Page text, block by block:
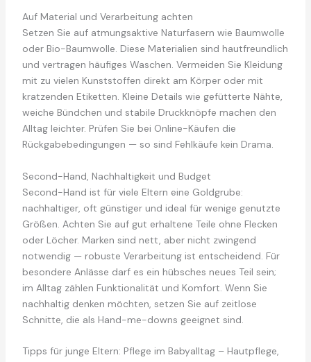
Auf Material und Verarbeitung achten
Setzen Sie auf atmungsaktive Naturfasern wie Baumwolle
oder Bio-Baumwolle. Diese Materialien sind hautfreundlich
und vertragen häufiges Waschen. Vermeiden Sie Kleidung
mit zu vielen Kunststoffen direkt am Körper oder mit
kratzenden Etiketten. Kleine Details wie gefütterte Nähte,
weiche Bündchen und stabile Druckknöpfe machen den
Alltag leichter. Prüfen Sie bei Online-Käufen die
Rückgabebedingungen — so sind Fehlkäufe kein Drama.
Second-Hand, Nachhaltigkeit und Budget
Second-Hand ist für viele Eltern eine Goldgrube:
nachhaltiger, oft günstiger und ideal für wenige genutzte
Größen. Achten Sie auf gut erhaltene Teile ohne Flecken
oder Löcher. Marken sind nett, aber nicht zwingend
notwendig — robuste Verarbeitung ist entscheidend. Für
besondere Anlässe darf es ein hübsches neues Teil sein;
im Alltag zählen Funktionalität und Komfort. Wenn Sie
nachhaltig denken möchten, setzen Sie auf zeitlose
Schnitte, die als Hand-me-downs geeignet sind.
Tipps für junge Eltern: Pflege im Babyalltag – Hautpflege,